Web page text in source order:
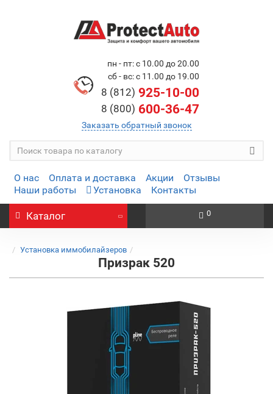
пн - пт: с 10.00 до 20.00
сб - вс: с 11.00 до 19.00
8 (812) 925-10-00
8 (800) 600-36-47
Заказать обратный звонок
О нас Оплата и доставка Акции
Отзывы
Наши работы
Установка Контакты
Каталог 0
Установка иммобилайзеров
Призрак 520